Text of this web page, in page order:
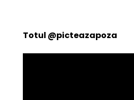
Totul @picteazapoza